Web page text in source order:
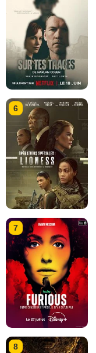
6
7
8